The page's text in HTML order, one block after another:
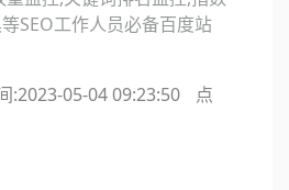
SEO工作人员必备百度站
:2023-05-04 09:23:50
点